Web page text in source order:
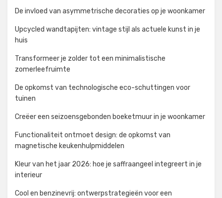
De invloed van asymmetrische decoraties op je woonkamer
Upcycled wandtapijten: vintage stijl als actuele kunst in je
huis
Transformeer je zolder tot een minimalistische
zomerleefruimte
De opkomst van technologische eco-schuttingen voor
tuinen
Creëer een seizoensgebonden boeketmuur in je woonkamer
Functionaliteit ontmoet design: de opkomst van
magnetische keukenhulpmiddelen
Kleur van het jaar 2026: hoe je saffraangeel integreert in je
interieur
Cool en benzinevrij: ontwerpstrategieën voor een